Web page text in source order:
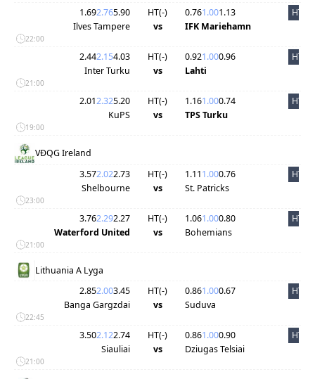
1.692.765.90 HT(-) 0.761.001.13
HT
Ilves Tampere
vs IFK Mariehamn
22:00
2.442.154.03 HT(-) 0.921.000.96
HT
Inter Turku
vs Lahti
21:00
2.012.325.20 HT(-) 1.161.000.74
HT
KuPS
vs TPS Turku
19:00
VĐQG Ireland
3.572.022.73 HT(-) 1.111.000.76
HT
Shelbourne
vs St. Patricks
23:00
3.762.292.27 HT(-) 1.061.000.80
HT
Waterford United
vs Bohemians
21:00
Lithuania A Lyga
2.852.003.45 HT(-) 0.861.000.67
HT
Banga Gargzdai
vs Suduva
22:45
3.502.122.74 HT(-) 0.861.000.90
HT
Siauliai
vs Dziugas Telsiai
21:00